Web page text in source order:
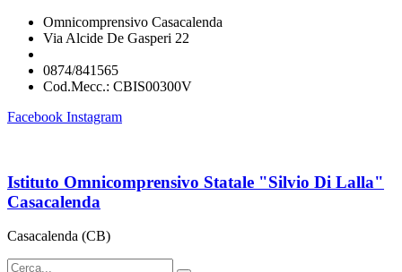
Omnicomprensivo Casacalenda
Via Alcide De Gasperi 22
0874/841565
Cod.Mecc.: CBIS00300V
Facebook Instagram
Istituto Omnicomprensivo Statale "Silvio Di Lalla"
Casacalenda
Casacalenda (CB)